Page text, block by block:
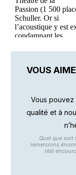
VOUS
Vous pouvez
qualité et à
Quel que
remercions
réel